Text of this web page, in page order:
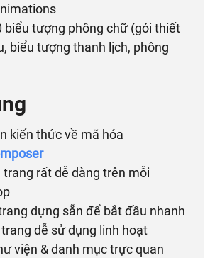
biểu tượng phông chữ (gói thiết
biểu tượng thanh lịch, phông
kiến ​​thức về mã hóa
trang rất dễ dàng trên mỗi
dựng sẵn để bắt đầu nhanh
dễ sử dụng linh hoạt
viện & danh mục trực quan